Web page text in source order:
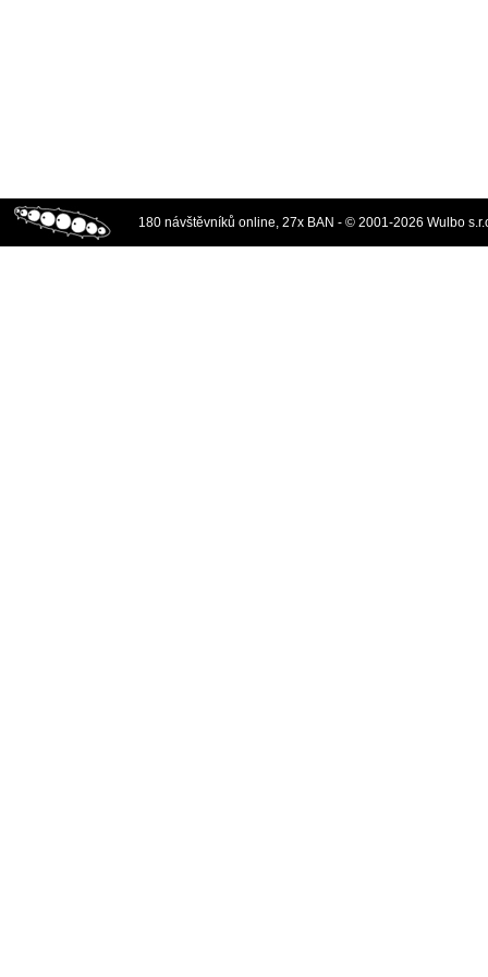
180 návštěvníků online, 27x BAN - © 2001-2026 Wulbo